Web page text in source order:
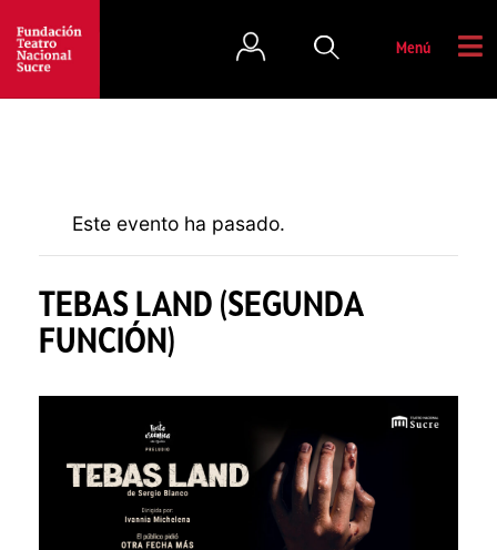
Menú
Este evento ha pasado.
TEBAS LAND (SEGUNDA
FUNCIÓN)